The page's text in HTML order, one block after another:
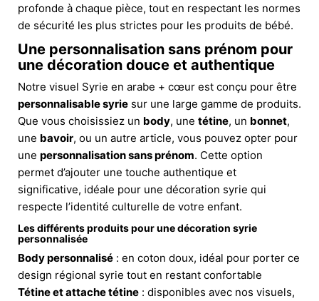
profonde à chaque pièce, tout en respectant les normes
de sécurité les plus strictes pour les produits de bébé.
Une personnalisation sans prénom pour
une décoration douce et authentique
Notre visuel Syrie en arabe + cœur est conçu pour être
personnalisable syrie sur une large gamme de produits.
Que vous choisissiez un body, une tétine, un bonnet,
une bavoir, ou un autre article, vous pouvez opter pour
une personnalisation sans prénom. Cette option
permet d’ajouter une touche authentique et
significative, idéale pour une décoration syrie qui
respecte l’identité culturelle de votre enfant.
Les différents produits pour une décoration syrie
personnalisée
Body personnalisé : en coton doux, idéal pour porter ce
design régional syrie tout en restant confortable
Tétine et attache tétine : disponibles avec nos visuels,